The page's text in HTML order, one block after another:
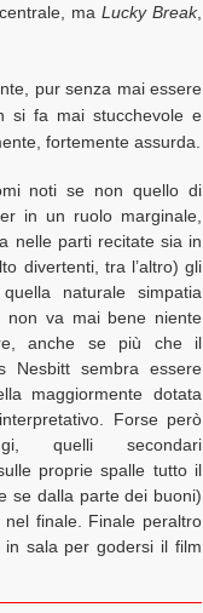
ma Lucky Break,
pur senza mai essere
si fa mai stucchevole e
fortemente assurda.
noti se non quello di
in un ruolo marginale,
nelle parti recitate sia in
divertenti, tra l’altro) gli
naturale simpatia
non va mai bene niente
anche se più che il
Nesbitt sembra essere
maggiormente dotata
Forse però
quelli secondari
proprie spalle tutto il
se dalla parte dei buoni)
finale. Finale peraltro
in sala per godersi il film